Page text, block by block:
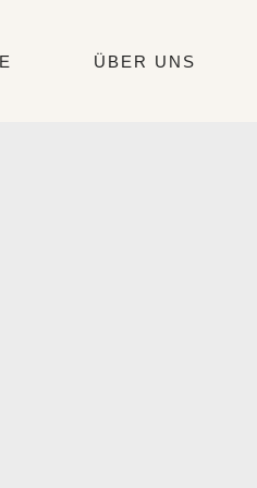
ÜBER UNS